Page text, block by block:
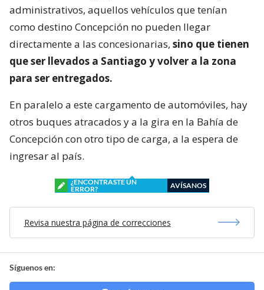
administrativos, aquellos vehículos que tenían
como destino Concepción no pueden llegar
directamente a las concesionarias, sino que tienen
que ser llevados a Santiago y volver a la zona
para ser entregados.
En paralelo a este cargamento de automóviles, hay
otros buques atracados y a la gira en la Bahía de
Concepción con otro tipo de carga, a la espera de
ingresar al país.
¿ENCONTRASTE UN
ERROR?
AVÍSANOS
Revisa nuestra página de correcciones
Síguenos en: